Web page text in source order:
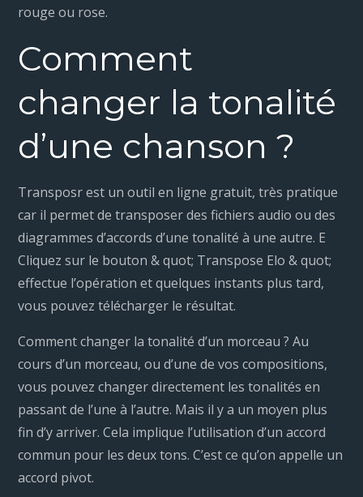
rouge ou rose.
Comment
changer la tonalité
d’une chanson ?
Transposr est un outil en ligne gratuit, très pratique
car il permet de transposer des fichiers audio ou des
diagrammes d’accords d’une tonalité à une autre. E
Cliquez sur le bouton & quot; Transpose Elo & quot;
effectue l’opération et quelques instants plus tard,
vous pouvez télécharger le résultat.
Comment changer la tonalité d’un morceau ? Au
cours d’un morceau, ou d’une de vos compositions,
vous pouvez changer directement les tonalités en
passant de l’une à l’autre. Mais il y a un moyen plus
fin d’y arriver. Cela implique l’utilisation d’un accord
commun pour les deux tons. C’est ce qu’on appelle un
accord pivot.